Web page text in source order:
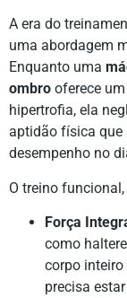
A era do
uma abordagem
Enquanto uma
ombro oferece
hipertrofia, ela
aptidão física que
desempenho no
O treino
Força
como
corpo inteiro
precisa